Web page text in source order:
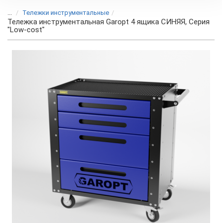
... Тележки инструментальные
Тележка инструментальная Garopt 4 ящика CИНЯЯ, Серия
"Low-cost"